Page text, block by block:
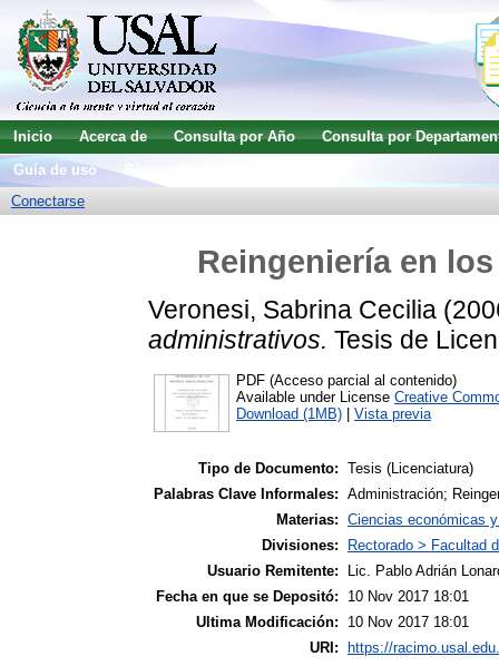
Inicio Acerca de Consulta por Año
Consulta por
Guía de uso
Conectarse
Reingeniería en
Veronesi, Sabrina Cecilia
administrativos. Tesis de
PDF (Acceso parcial al contenido)
Available under License Creative
Download (1MB)
Vista previa
Tipo de Documento: Tesis (Licenciatura)
Palabras Clave Informales: Administración;
Materias: Ciencias económicas
Divisiones:
Rectorado > Facultad
Usuario Remitente:
Lic. Pablo Adrián
Fecha en que se Depositó:
10 Nov 2017 18:01
Ultima Modificación:
10 Nov 2017 18:01
URI:
https://